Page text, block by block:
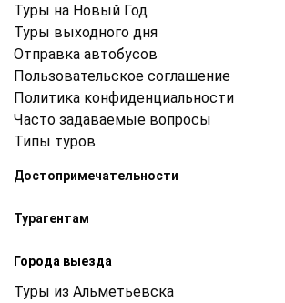
Туры на Новый Год
Туры выходного дня
Отправка автобусов
Пользовательское соглашение
Политика конфиденциальности
Часто задаваемые вопросы
Типы туров
Достопримечательности
Турагентам
Города выезда
Туры из Альметьевска